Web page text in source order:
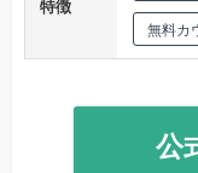
特徴
無料カ
公